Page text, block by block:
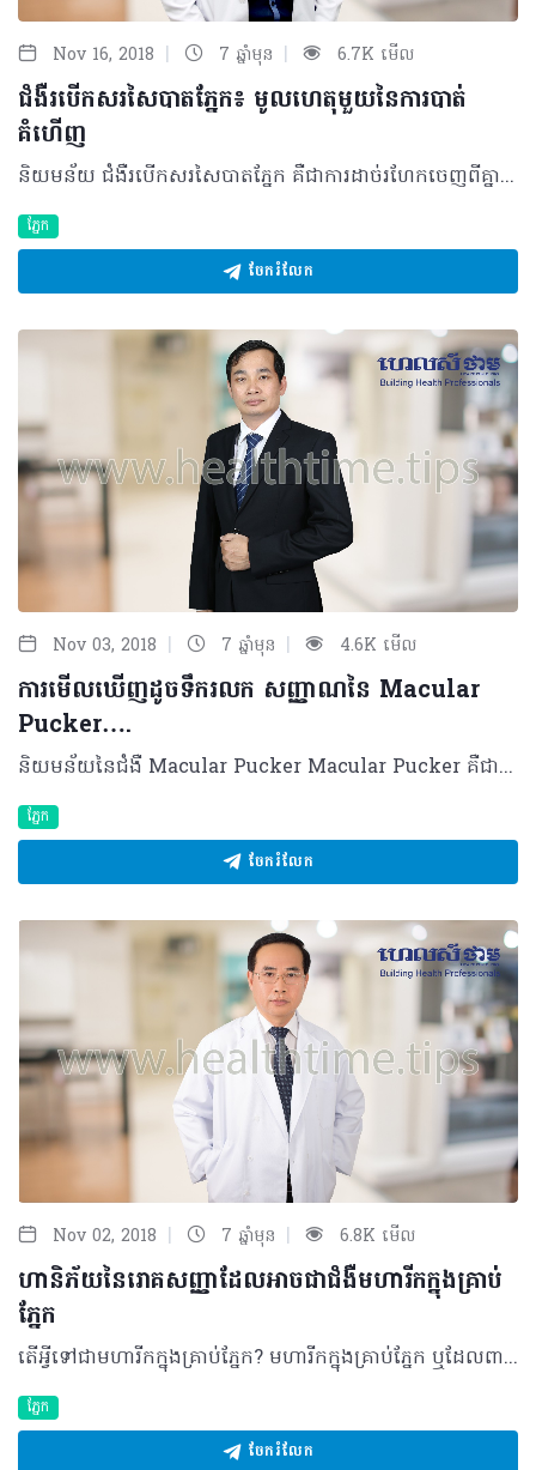
Nov 16, 2018 | 7 ឆ្នាំមុន | 6.7K មើល
ជំងឺរបើកសរសៃបាតភ្នែក៖ មូលហេតុមួយនៃការបាត់
គំហើញ
និយមន័យ ជំងឺរបើកសរសៃបាតភ្នែក គឺជាការដាច់រហែកចេញពីគ្នារវាងស្រទាប់កោសិកាពណ៌របស់បាតភ្នែក និងកោសិកាចាប់ពន្លឺនៃសរសៃបាតភ្នែកដែលគេហៅថារ៉េទីន (Retina)។ មូលហេតុបង្ក មានមូលហេតុជាច្រើនដែលបង្កឲ្យមានជំងឺនេះ តែកត្តាសំខាន់ដែលធ្វើឲ្យមានការរបើកនេះ គឺការប្រែជាស្តើងនៃសរសៃបាតភ្នែកដែលបណ្តាលមកពី៖ • ជរាភាពនៃសរីរាង្គភ្នែក • ចំណុចខ្សោយ ឬកន្លែងងាយដាច់រហែកផុយនៅជុំវិញបរិវេណសរសៃបាតភ្នែក • ការប៉ះទង្គិច៖ ករណីប៉ះខ្លាំងលើសរសៃបាតភ្នែក អាចបណ្តាលឲ្យដាច់រហែក ឬមានប្រហោង • បញ្ហាម៉្ញូបដែលមានដឺក្រេខ្ពស់ • អ្នកជំងឺទឹកនោមផ្អែមដែលមិនបានគ្រប់គ្រងស្ករបានល្អ។ បុគ្គលដែលប្រឈមខ្ពស់នឹងការកើតជំងឺរបើកសរសៃបាតភ្នែកនេះ មានដូចជា៖ • មនុស្សចាស់៖ សរសៃបាតភ្នែករបស់ពួកគាត់មានភាពខ្សោយស្តើង • អ្នកមានភ្នែកម៉្ញូបខ្ពស់ជាង៨០០៖ ភ្នែកម៉្ញូបជាប្រភេទភ្នែកមានប្រវែង វែងខុសពីភ្នែកធម្មតា ដូចនេះ វាធ្វើឲ្យមានការទាញទៅលើសរសៃបាតភ្នែក នាំឲ្យបាតភ្នែកស្តើង និងអាចមានប្រហោង • អ្នកជំងឺទឹកនោមផ្អែម ដែលមិនបានព្យាបាលដិតដល់ បណ្តោយឲ្យស្ករឡើងខ្ពស់ពេក ធ្វើឲ្យមានកកខ្លាញ់នៅភ្នែក ឬមានសរសៃឈាមនៅបាតភ្នែក នាំឲ្យមានដុះកោសិកាថ្មី ដាច់រហែក បាតភ្នែក។ រោគសញ្ញានៃជំងឺរបើកសរសៃបាតភ្នែក ជំងឺនេះ កើតឡើងដំបូងស្ទើរមិនមានលេចចេញរោគសញ្ញា។ អ្នកជំងឺ ដែលមានជំងឺរបើកសរសៃបាតភ្នែកអាចមានរោគសញ្ញាដូចជា៖ • អ្នកជំងឺអាចឃើញមានដុំពណ៌ខ្មៅ ហោះចុះហោះឡើងនៅពីមុខហើយច្រើនទៅៗ • អ្នកជំងឺ ឃើញផ្លេកបន្ទោរពណ៌សពេលក្រឡេកឆ្វេងស្តាំនៅពេលយប់ • បើការរបើកទៅបាំងលើប្រស្រីភ្នែក អ្នកជំងឺនឹងមានអារម្មណ៍ថាមានផ្ទាំងខ្មៅមកបាំងនៅលើ ឬពីក្រោម ឬពីចំហៀងដែលផ្ទាំងនោះនឹងបិទបន្តិចម្តងៗ រហូតដល់បិទប្រស្រីភ្នែកទាំងស្រុងដែលធ្វើឲ្យអ្នកជំងឺមិនអាចមើលឃើញបាន។ យន្តការនៃជំងឺរបើកសរសៃបាតភ្នែក យន្តការនៃការធ្វើឲ្យរបើកសរសៃបាតភ្នែកនេះ គឺអាស្រ័យទៅតាមមូលហេតុដូចជា៖ • អ្នកជំងឺខ្លះនៅបរិវេណជុំវិញបាតភ្នែកមានចំណុចខ្សោយស្រាប់ ដែលធ្វើឲ្យសរសៃបាតភ្នែកស្តើងខ្លាំង ដូច្នេះពេលញីភ្នែក ឬប៉ះទង្គិចតិចតួច អាចបណ្តាលឲ្យប្រហោង និងរហែក • ការប៉ះទង្គិចខ្លាំងទៅលើភ្នែក អាចធ្វើឲ្យទាញសរសៃបាតភ្នែកដាច់ពីគ្នា ឬឲ្យប្រហោង និងរហែកចេញពីគ្នា។ ការធ្វើរោគវិនិច្ឆ័យ ជំងឺរបើកសរសៃបាតភ្នែក អាចធ្វើរោគវិនិច្ឆ័យ ដូចជា៖ • វាស់ការមើលឃើញរបស់អ្នកជំងឺថាតើធ្លាក់ចុះ ឬនៅធម្មតា • វាស់សម្ពាធក្នុងភ្នែក៖ - ករណីសម្ពាធក្នុងភ្នែកគ្មានការប្រែប្រួលបង្ហាញថាអ្នកជំងឺទើបកើតជំងឺនេះ - ករណីសម្ពាធក្នុងភ្នែកទាបខ្លាំង ឬទន់ខ្លាំង ជាងភ្នែកម្ខាងទៀត បញ្ជាក់ថាអ្នកជំងឺកើតជំងឺនេះយូរហើយ។ • ពិនិត្យមើលសរសៃបាតភ្នែកទាំងមូល ដើម្បីពិនិត្យមើលពី៖ - ទំហំរបើក - កន្លែងរបើក - ថាតើវាមានបាំងចំកន្លែងចាប់រូបភាព ឬអត់ - មានទឹកច្រើន ឬតិចក្នុងសរសៃបាតភ្នែក។ ការព្យាបាល ករណីអ្នកជំងឺមើលឃើញមានដុំពណ៌ខ្មៅហោះ ឬឃើញផ្លេកបន្ទោរនៅពេលយប់ នោះអ្នកជំងឺត្រូវប្រញាប់មកជួបជាមួយគ្រូពេទ្យជំនាញចក្ខុរោគ ដើម្បីពិនិត្យ និងទទួលការព្យាបាល។ ជំងឺរបើកសរសៃបាតភ្នែកនេះ អាចព្យាបាលឲ្យជាសះស្បើយបានប្រសិនបើអ្នកជំងឺមកទទួលការព្យាបាលបានទាន់ពេលវេលា។ បើគ្រាន់តែដាច់រហែក ឬប្រហោង បញ្ជាក់ថានៅដំណាក់កាលដំបូង ការព្យាបាលត្រូវធ្វើដោយ ការបាញ់កាំរស្មីព័ទ្ធជុំវិញប្រហោងនោះ ដើម្បីការពារការរបើក។ បើប្រហោងនោះមានទឹកជ្រាបចូល វាជាជំងឺរបើកសរសៃបាតភ្នែកពិតប្រាកដ ការព្យាបាលត្រូវធ្វើ ដោយការវះកាត់ អាស្រ័យទៅតាមទំហំ ទីតាំង រយៈពេលរបើក ប្រើកងស៊ីលីកូនព័ទ្ធជុំវិញដើម្បីរឹតបន្តឹងកុំឲ្យដាច់ ឬចាក់ស៊ីលីកូន ឬហ្គាសចូលភ្នែកជាមួយការបាញ់កាំរស្មីទប់ ដើម្បីការពារការរបើកម្តងទៀត។ ផលវិបាក ជំងឺរបើកសរសៃបាតភ្នែក គឺជាជំងឺធ្ងន់មួយដែលអាចធ្វើឲ្យអ្នកជំងឺឈានដល់ការបាត់គំហើញទាំងស្រុង ប្រសិនបើទទួលការព្យាបាលមិនបានទាន់ពេលវេលា។ ម្យ៉ាងទៀត ការព្យាបាលអាចនឹងមិនទទួលបានលទ្ធផលល្អទេ ប្រសិនបើទំហំនៃការរបើកធំ និងមានរយៈពេលយូរ។ វិធីសាស្ត្រការពារ ជំងឺរបើកសរសៃបាតភ្នែក មិនមែនថាមិនអាចការពារបានទេ។ មានវិធីសាស្ត្រមួយចំនួនដែល​អាចធ្វើឲ្យអ្នកជំងឺចៀសពីជំងឺនេះបាន៖ • មនុស្សចាស់គួរមកពិនិត្យសរសៃបាតភ្នែកឲ្យបានទៀងទាត់ • អ្នកមានបញ្ហាម៉្ញូបធំជាងលេខ៨០០ ត្រូវធ្វើការពិនិត្យសរសៃបាតភ្នែកឲ្យបានទៀងទាត់ • អ្នកដែលមានហានិភ័យខ្ពស់ កុំញីភ្នែកខ្លាំងៗ ឬធ្វើសកម្មភាពណាប៉ះពាល់ដល់ភ្នែកខ្លាំង • អ្នកជំងឺទឹកនោមផ្អែមត្រូវទទួលការព្យាបាលឲ្យទាន់ពេលបើទុកដល់របើក ពិបាកព្យាបាល។ បកស្រាយដោយ៖ វេជ្ជបណ្ឌិត អៀ រស្មី ឯកទេសចក្ខុរោគនៃមន្ទីរពេទ្យមិត្តភាព ខ្មែរ-សូវៀត និងគ្លីនិកឯកទេសភ្នែក ម៉េង រ័ត្ននីន ©2018 រក្សាសិទ្ធិគ្រប់យ៉ាង​ដោយ Healthtime Corporation ចំពោះគ្រប់អត្ថបទដោយគ្មានផ្នែកណាមួយត្រូវបោះពុម្ពផ្សាយចូលប្រព័ន្ធអ៊ីនធឺណែត ឧបករណ៍អេឡិចត្រូនិក អាត់ជាសំឡេង ឬថតចំលងគ្រប់រូបភាពដោយគ្មានការអនុញ្ញាតឡើយ
ភ្នែក
ចែករំលែក
Nov 03, 2018 | 7 ឆ្នាំមុន | 4.6K មើល
ការមើលឃើញដូចទឹករលក សញ្ញាណនៃ Macular
Pucker….
និយមន័យនៃជំងឺ Macular Pucker Macular Pucker គឺជាជំងឺមួយកើតឡើងនៅនឹងស្រទាប់ខាងលើនៃរ៉េទីនផ្នែកកណ្តាល ដែលជាទីតាំង ទទួលរូបភាព ពន្លឺ និងព័ត៌មានឲ្យភ្នែក អាចមើលឃើញ។ ករណីជំងឺនេះ បង្កឲ្យទៅជាស្នាមនៅខាងលើស្រទាប់រ៉េទីន និងធ្វើឲ្យរ៉េទីនវិវឌ្ឍ ទៅជាជ្រួញផងដែរ។ មូលហេតុ និងកត្តាប្រឈម បុគ្គលដែលងាយប្រឈមនឹងជំងឺនេះ រួមមាន៖ • អ្នកជំងឺម៉្ញូបខ្ពស់ • អ្នកជំងឺទឹកនោមផ្អែម • មនុស្សចាស់ មានវ័យចាប់ពីអាយុ៥០ឆ្នាំឡើងទៅ • អ្នកមានជំងឺភ្នែកមួយចំនួនដូចជា ជំងឺរលាកបាតភ្នែក ជំងឺរលាកកញ្ចក់ភ្នែក បញ្ហាសរសៃឈាម នៅស្រទាប់រ៉េទីន និងការប៉ះទង្គិចចំភ្នែកជាដើម។ រោគសញ្ញា និងយន្តការ រោគសញ្ញានៃ Macular Pucker ស្តែងឡើងតាមរយៈការប៉ះពាល់គំហើញ៖ • ស្រវាំងភ្នែក • មើលវត្ថុ ឬរូបភាពអ្វីមួយដូចជាទឹករលក • មិនសូវច្បាស់ត្រង់ចំណុចកណ្តាល។ យ៉ាងណាមិញ ចំពោះយន្តការរបស់ជំងឺ Macular Pucker គឺនៅពេលដែលអ្នកជំងឺមានអាយុ៥០ឆ្នាំ ឡើងទៅ ស្រទាប់ Vitreous gel ប្រែប្រួលពីលក្ខណៈចាហួយទៅជាទឹក ហើយរបូតចេញ ពីស្រទាប់រ៉េទីន ធ្វើឲ្យរ៉េទីនមានភាពជ្រួញ និងមានស្នាម ដែលជាហេតុបង្កឲ្យទៅជាជំងឺ Macular Pucker។ ការធ្វើរោគវិនិច្ឆ័យ ការធ្វើរោគវិនិច្ឆ័យទៅលើជំងឺ Macular Pucker គឺផ្អែកទៅលើកត្តាពីរយ៉ាង៖ • ការសាកសួរពីរោគសញ្ញារបស់អ្នកជំងឺដូចជា ស្រវាំងភ្នែក​ ឬការមើលឃើញរូបភាពជាទឹករលក ដូចបានរៀបរាប់ខាងលើ។ • គ្រូពេទ្យនឹងតម្រូវឲ្យអ្នកជំងឺពិនិត្យស្រទាប់បាតភ្នែកដោយប្រើម៉ាស៊ីន Optical Coherence Tomography (OCT) ដើម្បីឲ្យដឹងថាស្រទាប់បាតភ្នែក ឬរ៉េទីនមានអ្វីនៅពីលើ ដោយចំណាយតែ១០នាទី ក្នុងការដឹងពីលទ្ធផលថាមានជំងឺ Macular Pucker ឬEpiretinal membrane។ ការព្យាបាល និងផលវិបាក ការព្យាបាលធ្វើឡើងក្រោយពីគ្រូពេទ្យធ្វើរោគវិនិច្ឆ័យច្បាស់លាស់ បើករណីអ្នកជំងឺមានរោគសញ្ញាស្រាល ឬគ្រាន់តែ ស្រវាំងភ្នែក នោះគាត់នឹង មិនតម្រូវឲ្យធ្វើការវះកាត់នោះទេ។ ដោយឡែក បើសិនគាត់មានលេចចេញជារោគសញ្ញា ធ្ងន់ធ្ងរ ឬប៉ះពាល់ទៅលើគំហើញខ្លាំង គ្រូពេទ្យនឹងធ្វើការវះកាត់តាមរបៀបម៉្យាងដែលហៅថា Vitrectomy ដោយវះយកចេញនូវ Vitreous gel និងជំនួសមកវិញដោយសេរ៉ូមប្រៃ។ បន្ទាប់មក គ្រូពេទ្យនឹង ធ្វើការកាត់យកនូវស្នាម នៅពីលើស្រទាប់បាតភ្នែកនោះចេញ ដែលវាជាមូលហេតុបង្កឲ្យមាន Macular Pucker នេះឡើង។ ទោះជាយ៉ាងណាក៏ដោយ ក្រោយពីការព្យាបាល អ្នកជំងឺនឹងទទួលបានគំហើញតែពាក់កណ្តាល ប៉ុណ្ណោះ។ ដោយឡែក បើអ្នកជំងឺមិនបានទទួលការព្យាបាលទាន់ពេលវេលា ឬយឺតយ៉ាវក្នុងការព្យាបាល គាត់នឹងអាច បាត់បង់គំហើញកាន់តែធំទៅៗ និងរហូតដល់មិនអាចធ្វើការព្យាបាលដោយជោគជ័យបាន។ វិធីសាស្រ្តការពារ ដើម្បីការពារពីជំងឺ Macular Pucker ចាំបាច់ត្រូវត្រួតពិនិត្យភ្នែកជាប្រចាំទាំងផ្នែកខាងក្នុង និងបាតភ្នែក ការពារមិនឲ្យមានការប៉ះទង្គិច រក្សាអនាម័យភ្នែកឲ្យបានត្រឹមត្រូវ និងបរិភោគអាហារមានវីតាមីន ឲ្យបានគ្រប់គ្រាន់។ បកស្រាយដោយ៖ វេជ្ជបណ្ឌិត ស៊ុន សារិន ឯកទេសចក្ខុរោគ មានតួនាទីជាអនុប្រធានមន្ទីរពេទ្យព្រះអង្គឌួង ©2018 រក្សាសិទ្ធិគ្រប់យ៉ាង​ដោយ Healthtime Corporation ចំពោះគ្រប់អត្ថបទដោយគ្មានផ្នែកណាមួយត្រូវបោះពុម្ពផ្សាយចូលប្រព័ន្ធអ៊ីនធឺណែត ឧបករណ៍អេឡិចត្រូនិក អាត់ជាសំឡេង ឬថតចំលងគ្រប់រូបភាពដោយគ្មានការអនុញ្ញាតឡើយ
ភ្នែក
ចែករំលែក
Nov 02, 2018 | 7 ឆ្នាំមុន | 6.8K មើល
ហានិភ័យនៃរោគសញ្ញាដែលអាចជាជំងឺមហារីកក្នុងគ្រាប់
ភ្នែក
តើអ្វីទៅជាមហារីកក្នុងគ្រាប់ភ្នែក? មហារីកក្នុងគ្រាប់ភ្នែក ឬដែលពាក្យបច្ចេកទេសហៅថា Retinoblastoma គឺជាប្រភេទមហារីក ក្នុងគ្រាប់ភ្នែក ដែលច្រើនកើតមកពីកោសិកាមិនធម្មតារបស់ស្រទាប់រ៉េទីន។ ភាគច្រើននៃជំងឺនេះ គេសង្កេតឃើញ មានលើកុមារអាយុក្រោម ៥ឆ្នាំ និង ក្រុមកុមារអាយុ១២ខែ ទៅ២៤ខែ ជាមធ្យម ១៨ខែ។ បច្ចុប្បន្ន ជំងឺមហារីកក្នុងគ្រាប់ភ្នែកមានការប្រែប្រួលគួរឲ្យកត់សម្គាល់នៅលើពិភពលោក ហើយ ត្រូវបានគេសិក្សាថា វាកើតមានប្រហែលជា ១១ករណីក្នុងចំណោមកុមារ ១លាននាក់ដែលមានអាយុតិចជាង ៥ឆ្នាំ។ ដោយហេតុថាមិនទាន់ មានការសិក្សាណាមួយពីជំងឺនេះនៅក្នុងប្រទេសកម្ពុជា ទិន្នន័យពិតប្រាកដរបស់ជំងឺនេះក៏មិនទាន់ត្រូវបានគេដឹង ផងដែរ។ ប៉ុន្តែ បើយើងក្រឡេក​មើលទៅប្រទេសជិតខាងរបស់យើងដូចជា វៀតណាម និងថៃ យើងសង្កេតឃើញថា ប្រទេសវៀតណាមមាន១៨.៩ ករណីក្នុងចំណោមកុមារ១លាននាក់ដែលមានអាយុចន្លោះពី០ ទៅ ៤ឆ្នាំ ខណៈពេលដែល ប្រទេសថៃមាន ១០ករណីក្នុងចំណោមកុមារ១លាននាក់ដែលមានអាយុចន្លោះពី០ ទៅ ៤ឆ្នាំដូចគ្នា។ មូលហេតុ និងកត្តាប្រឈម មូលហេតុចម្បងដែលបង្កឲ្យមានជំងឺមហារីកក្នុងគ្រាប់ភ្នែក គឺវាបណ្តាលមកពីកត្តាបម្រែបម្រួលសេនេទិច របស់ក្រម៉ូសូមទី១៣ ហើយដែលវាអាចជាកត្តាតំណពូជ ឬមិនមែនតំណពូជ។ ករណីតំណពូជ ប្រហែល ៦% ទៅ១០% កុមារអាចនឹងឆាប់កើតមានជំងឺមហារីកក្នុងគ្រាប់ភ្នែក និងកើតលើភ្នែកទាំងសងខាង ប្រមាណប្រហែល៣០% ពិសេសប្រឈមខ្ពស់ចំពោះកុមារអាយុតិចជាង៥ឆ្នាំ។ រោគសញ្ញាជាក់ស្តែង អាការៈនៃជំងឺមហារីកគ្រាប់ភ្នែកដែលច្រើនជួបប្រទះញឹកញាប់រួមមាន៖ • ប្រស្រីភ្នែកឡើងពណ៌ស ដូចជាភ្នែកសត្វឆ្មាពេលយប់ • ភ្នែកស្រលៀង • ឈឺភ្នែក ភ្នែកក្រហម និងទឹកដក់ក្នុងភ្នែក • គំហើញថយចុះ • ឈាមនៅថតមុខនៃភ្នែក រីកប្រស្រីភ្នែក និងភ្នែកលៀនជាដើម • លើសពីនេះក៏មានសញ្ញាមួយចំនួនដែលមានលក្ខណៈស្រដៀងនឹងរោគសញ្ញានេះមាន ភ្នែកឡើងបាយ ទឹកចាហួយនៅក្នុងភ្នែកផ្នែកខាងមុខស្រអាប់ ជំងឺសរសៃបាតភ្នែក ក្មេងកើតមិនគ្រប់ខែ និងជំងឺតុសូការីយ៉ាស៊ីស។ យន្តការនៃជំងឺមហារីកក្នុងគ្រាប់ភ្នែក ហ្សែនទប់ដុំRB1 ស្ថិតនៅលើដៃក្រូម៉ូសូមទី១៣ ទៅតំបន់ទី១៤ មានតួនាទីធ្វើឲ្យមានរបៀបរៀបរយសម្រាប់ នុយក្លេអូប្រូតេអ៊ីននៃRB ដែលជាធម្មតាវាទប់ស្កាត់ទៅនឹងការបែងចែកកោសិកាមិនធម្មតា។ ដូចនេះ ប្រសិនបើ មានបម្រែបម្រួលខ្លះៗនៅក្នុងហ្សែនទប់ដុំRB1 វានឹងបង្កឲ្យទៅជាមហារីកក្នុងគ្រាប់ភ្នែកតែម្តង។ ការធ្វើរោគវិនិច្ឆ័យ ដើម្បីអាចបញ្ជាក់ថាជាជំងឺមហារីកក្នុងគ្រាប់ភ្នែក អ្នកជំងឺនឹងតម្រូវឲ្យធ្វើរោគវិនិច្ឆ័យដូចជា៖ • ពង្រីកប្រស្រីភ្នែក៖ ថត ឬឆ្លុះមើលសរសៃបាតភ្នែក ដោយឧបករណ៍ Indirect ophthalmoscopy ដើម្បីឲ្យដឹងថាវាជាដុំដែលបង្កឡើងដោយមហារីកក្នុងគ្រាប់ភ្នែក ឬក៏មិនមែន។ • Ultrasonography៖ ដើម្បីចង់ដឹងថាជាដុំរបស់មហារីកក្នុងគ្រាប់ភ្នែក។ • CT Scan៖ ឲ្យដឹងថាដុំមហារីក នឹងវិវឌ្ឍចេញនៅខាងក្នុង ឬនៅខាងក្រៅ ហើយអាចឲ្យយើងដឹងថា ដុំនេះមានរាលដាលទៅកោសិកាសរីរាង្គដទៃ ជាពិសេសពីប្រព័ន្ធសរសៃប្រសាទរហូតដល់ខួរក្បាល។ ការព្យាបាលត្រឹមត្រូវ ជំងឺមហារីកក្នុងគ្រាប់ភ្នែកត្រូវធ្វើការព្យាបាលទៅតាមដំណាក់កាលនីមួយៗ ដោយត្រូវមានការចូលរួមពី គ្រូពេទ្យឯកទេសភ្នែក គ្រូពេទ្យវះកាត់សរសៃប្រសាទ និងគ្រូពេទ្យព្យាបាលជំងឺមហារីក ផងដែរ។ ករណីស្រាល ការព្យាបាលមានប្រសិទ្ធភាពខ្ពស់ និងអាចជាសះស្បើយបាន ប៉ុន្តែបើជាដំណាក់កាលធ្ងន់ធ្ងរ នោះការព្យាបាល មិនសូវបានជោគជ័យទេ។ ជាទូទៅ ការព្យាបាលទាំងនោះរួមមាន៖ • ការប្រើវិទ្យុសកម្ម ដើម្បីបំផ្លាញដុំមហារីក • ការដុតនឹងធាតុត្រជាក់ ដើម្បីបំផ្លាញដុំមហារីក • ការបាញ់កាំរស្មីឡាស៊ែ និងការចាក់ថ្នាំគីមី ដើម្បីបំផ្លាញដុំមហារីក និងមិនឲ្យកោសិកាមហារីកដុះរាលដាល ទៅកាន់ខួរក្បាល និងសរីរាង្គផ្សេងៗទៀត។ • ការវះកាត់យកគ្រាប់ភ្នែកចេញ ដើម្បីកុំឲ្យរីករាលដាលទៅសរីរាង្គដទៃទៀត ក្នុងករណី ធ្ងន់ធ្ងរ។ ផលវិបាក កុមារអាចនឹងត្រូវស្លាប់ដោយសារជំងឺមហារីកក្នុងគ្រាប់ភ្នែក ក្នុងអំឡុងអាយុ ២ទៅ៤ឆ្នាំ ប្រសិនបើ មិនមាន ការព្យាបាលទាន់ពេលវេលាទេនោះ។ ផ្ទុយមកវិញ អត្រានៃការជាសះស្បើយអាចរហូតដល់ ៩៥% បើអ្នកជំងឺ ឆាប់ទទួលបានការព្យាបាល និងត្រូវធ្វើការតាមដានឲ្យបានទៀងទាត់។ ទាក់ទងនឹងការតាមដានបន្ទាប់ពី ការព្យាបាលរួច ត្រូវធ្វើតាមដំណាក់កាល ដំបូង ៣ ទៅ ៤ខែម្តង បន្ទាប់មក ៦ខែម្តង ១ឆ្នាំម្ដង រហូតដល់៩ឆ្នាំក្រោយ ព្រោះដុំមហារីកប្រភេទនេះ វានឹងអាចបង្កឲ្យកើតឡើងវិញក្នុងករណីខ្លះ។ វិធីសាស្រ្តការពារ គ្មានវិធីសាស្ត្រណាមួយដើម្បីការពារពីមហារីកក្នុងគ្រាប់ភ្នែកនេះបាននៅឡើយទេមកដល់បច្ចុប្បន្ន ដោយហេតុថា វាជាជំងឺតំណពូជ ឬកើតពីកំណើត។ ប្រសិនបើឪពុកម្ដាយ ឬអាណាព្យាបាល សង្ស័យ ឬឃើញរោគសញ្ញាមហារីក ក្នុងគ្រាប់ភ្នែកដូចខាងលើ ឬសមាជិកគ្រួសារដែលមាន មហារីកក្នុងគ្រាប់ភ្នែកពីមុនមក ត្រូវតែមកពិនិត្យ និងព្យាបាលជាមួយនឹងគ្រូពេទ្យឯកទេសភ្នែក ឲ្យបានលឿនបំផុតតាមដែលអាចធ្វើទៅបាន ដើម្បីកាត់បន្ថយ ឬការពារ ពីភាពពិការភ្នែក ឬប៉ះពាល់ដល់អាយុជីវិតផងដែរ។ បកស្រាយដោយ៖ សាស្ត្រាចារ្យវេជ្ជបណ្ឌិត គង់ ពិសិដ្ឋ ឯកទេសចក្ខុរោគ និងឯកទេសជាន់ខ្ពស់សរសៃបាតភ្នែក មានតួនាទីជាអនុប្រធានមន្ទីរពេទ្យព្រះអង្គឌួង និងជាប្រធានមន្ទីរពេទ្យភ្នែកដុកទ័រ គង់ ពិសិដ្ឋ ©2018 រក្សាសិទ្ធិគ្រប់យ៉ាង​ដោយ Healthtime Corporation ចំពោះគ្រប់អត្ថបទដោយគ្មានផ្នែកណាមួយត្រូវបោះពុម្ពផ្សាយចូលប្រព័ន្ធអ៊ីនធឺណែត ឧបករណ៍អេឡិចត្រូនិក អាត់ជាសំឡេង ឬថតចំលងគ្រប់រូបភាពដោយគ្មានការអនុញ្ញាតឡើយ
ភ្នែក
ចែករំលែក